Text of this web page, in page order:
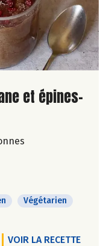
et épines-
Végétarien
VOIR LA RECETTE